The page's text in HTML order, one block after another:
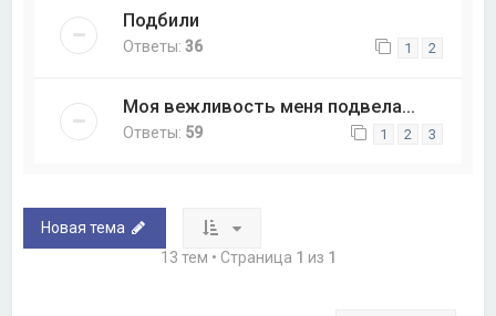
Подбили
Ответы:36 1 2
Моя вежливость меня подвела...
Ответы: 59 1 2 3
Новая тема
13 тем • Страница 1 из 1